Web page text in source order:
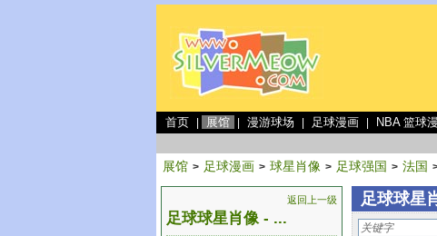
首页 展馆 漫游球场 足球漫画 NBA 篮球
展馆 > 足球漫画 > 球星肖像 > 足球强国 > 法国
返回上一级
足球球星肖像 - ...
足球球星